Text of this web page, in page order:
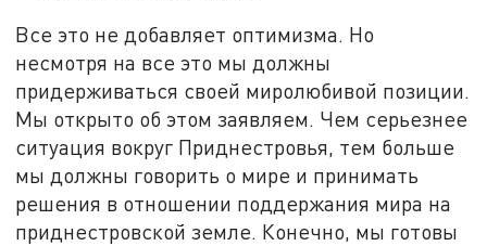
Все это не добавляет оптимизма. Но
несмотря на все это мы должны
придерживаться своей миролюбивой позиции.
Мы открыто об этом заявляем. Чем серьезнее
ситуация вокруг Приднестровья, тем больше
мы должны говорить о мире и принимать
решения в отношении поддержания мира на
приднестровской земле. Конечно, мы готовы